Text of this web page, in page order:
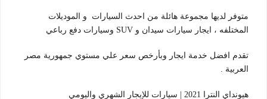
متوفر لديها مجموعة هائلة من احدث السيارات و الموديلات
المختلفه ، ايجار سيارات سيدان و SUV وسيارات دفع رباعي
تقدم افضل خدمة ايجار وبأرخص سعر علي مستوي جمهورية مصر
العربية .
هيونداي النترا 2021 | سيارات للإيجار الشهري واليومي